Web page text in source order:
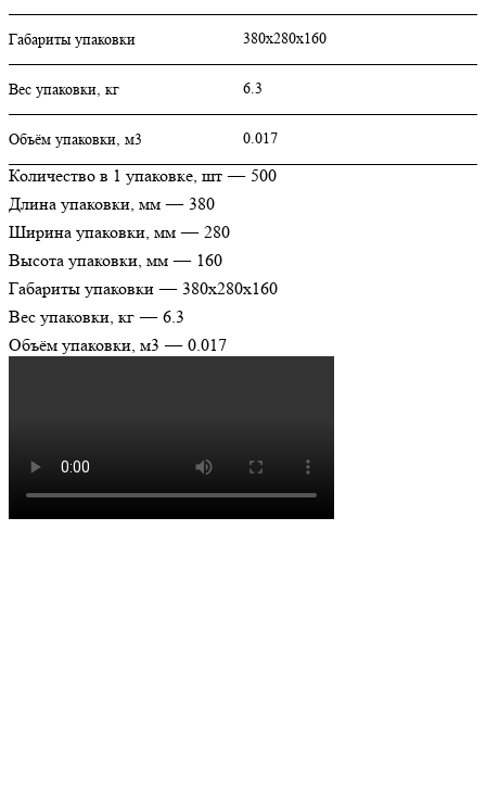
Габариты упаковки 380х280х160
Вес упаковки, кг 6.3
Объём упаковки, м3 0.017
Количество в 1 упаковке, шт — 500
Длина упаковки, мм — 380
Ширина упаковки, мм — 280
Высота упаковки, мм — 160
Габариты упаковки — 380х280х160
Вес упаковки, кг — 6.3
Объём упаковки, м3 — 0.017